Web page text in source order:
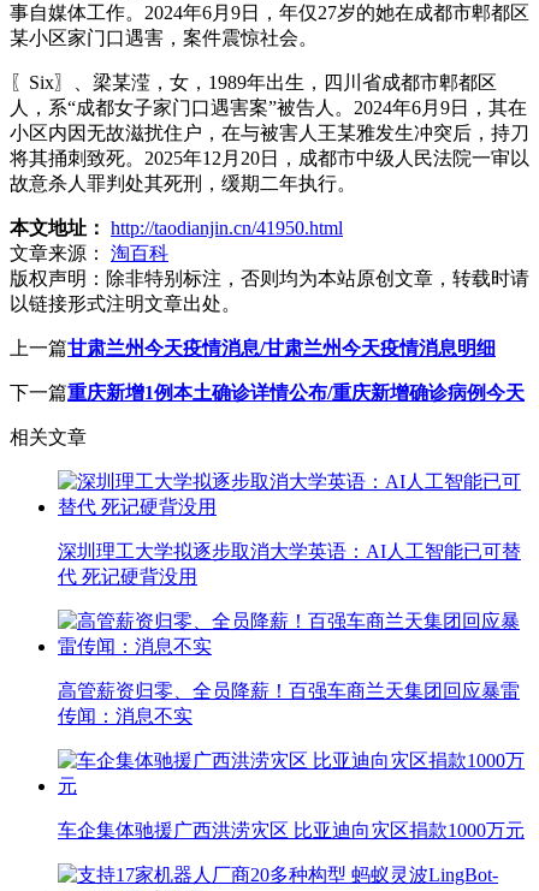
事自媒体工作。2024年6月9日，年仅27岁的她在成都市郫都区
某小区家门口遇害，案件震惊社会。
〖Six〗、梁某滢，女，1989年出生，四川省成都市郫都区
人，系“成都女子家门口遇害案”被告人。2024年6月9日，其在
小区内因无故滋扰住户，在与被害人王某雅发生冲突后，持刀
将其捅刺致死。2025年12月20日，成都市中级人民法院一审以
故意杀人罪判处其死刑，缓期二年执行。
本文地址： http://taodianjin.cn/41950.html
文章来源：
淘百科
版权声明： 除非特别标注，否则均为本站原创文章，转载时请
以链接形式注明文章出处。
上一篇甘肃兰州今天疫情消息/甘肃兰州今天疫情消息明细
下一篇重庆新增1例本土确诊详情公布/重庆新增确诊病例今天
相关文章
深圳理工大学拟逐步取消大学英语：AI人工智能已可替
代 死记硬背没用
高管薪资归零、全员降薪！百强车商兰天集团回应暴雷
传闻：消息不实
车企集体驰援广西洪涝灾区 比亚迪向灾区捐款1000万元